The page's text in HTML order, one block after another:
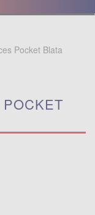
Pocket Blata